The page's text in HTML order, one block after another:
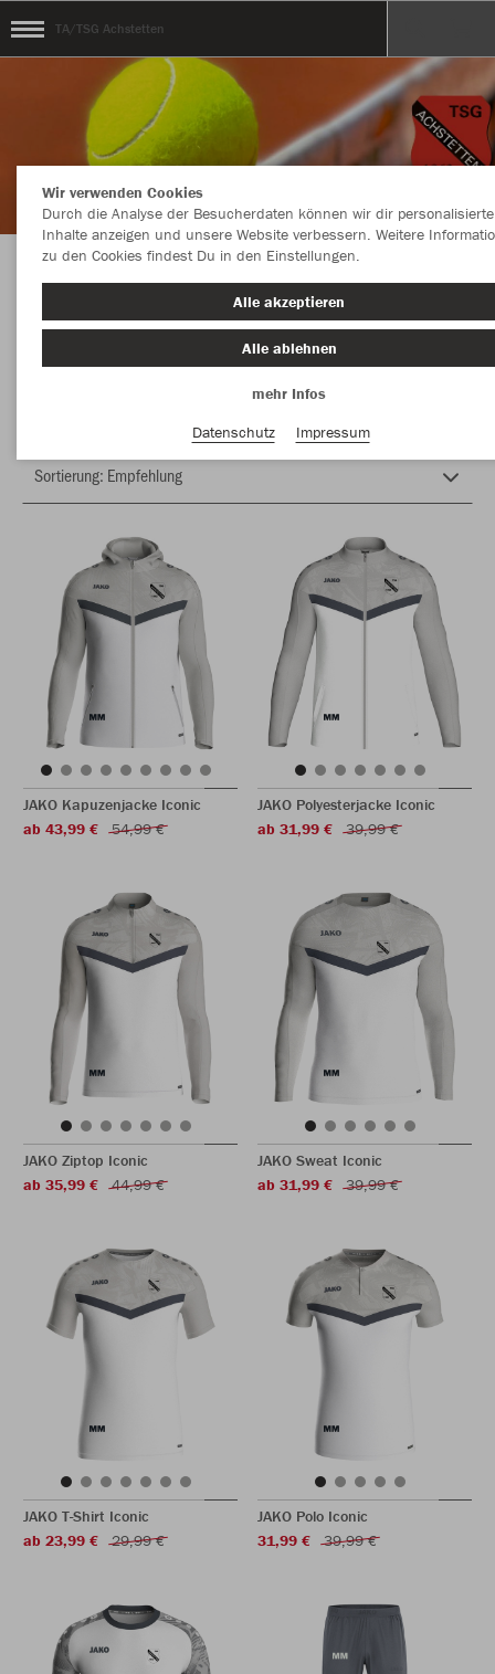
TA/TSG Achstetten
Tennis Abteilung TSG Achstetten
Farbe
JAKO Kapuzenjacke Iconic
ab 43,99 €
54,99 €
JAKO Polyesterjacke Iconic
ab 31,99 €
39,99 €
JAKO Ziptop Iconic
ab 35,99 €
44,99 €
JAKO Sweat Iconic
ab 31,99 €
39,99 €
JAKO T-Shirt Iconic
ab 23,99 €
29,99 €
JAKO Polo Iconic
31,99 €
39,99 €
Wir verwenden Cookies
Durch die Analyse der Besucherdaten können wir dir personalisierte
Inhalte anzeigen und unsere Website verbessern. Weitere
zu den Cookies findest Du in den Einstellungen.
Alle akzeptieren
Alle ablehnen
mehr Infos
Datenschutz
Impressum